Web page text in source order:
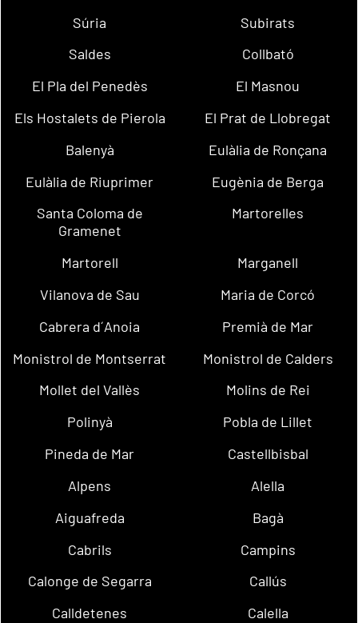
Súria
Subirats
Saldes
Collbató
El Pla del Penedès
El Masnou
Els Hostalets de Pierola
El Prat de Llobregat
Balenyà
Eulàlia de Ronçana
Eulàlia de Riuprimer
Eugènia de Berga
Santa Coloma de
Gramenet
Martorelles
Martorell
Marganell
Vilanova de Sau
Maria de Corcó
Cabrera d´Anoia
Premià de Mar
Monistrol de Montserrat
Monistrol de Calders
Mollet del Vallès
Molins de Rei
Polinyà
Pobla de Lillet
Pineda de Mar
Castellbisbal
Alpens
Alella
Aiguafreda
Bagà
Cabrils
Campins
Calonge de Segarra
Callús
Calldetenes
Calella